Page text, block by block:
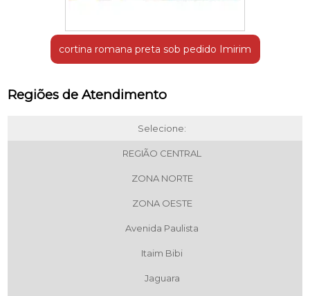
cortina romana preta sob pedido Imirim
Regiões de Atendimento
Selecione:
REGIÃO CENTRAL
ZONA NORTE
ZONA OESTE
Avenida Paulista
Itaim Bibi
Jaguara